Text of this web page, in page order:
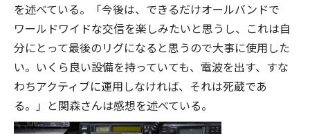
を述べている。「今後は、できるだけオールバンドで
ワールドワイドな交信を楽しみたいと思うし、これは自
分にとって最後のリグになると思うので大事に使用した
い。いくら良い設備を持っていても、電波を出す、すな
わちアクティブに運用しなければ、それは死蔵であ
る。」と関森さんは感想を述べている。